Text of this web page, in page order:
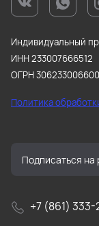
Индивидуальный
ИНН 233007666512
ОГРН
Политика
+7 (861) 333-